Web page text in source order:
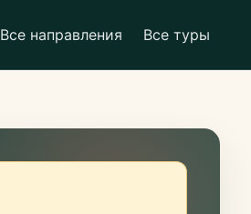
Все направления Все туры